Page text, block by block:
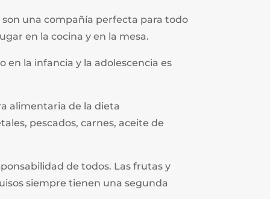
una compañía perfecta para todo
en la cocina y en la mesa.
en la infancia y la adolescencia es
alimentaria de la dieta
pescados, carnes, aceite de
de todos. Las frutas y
siempre tienen una segunda